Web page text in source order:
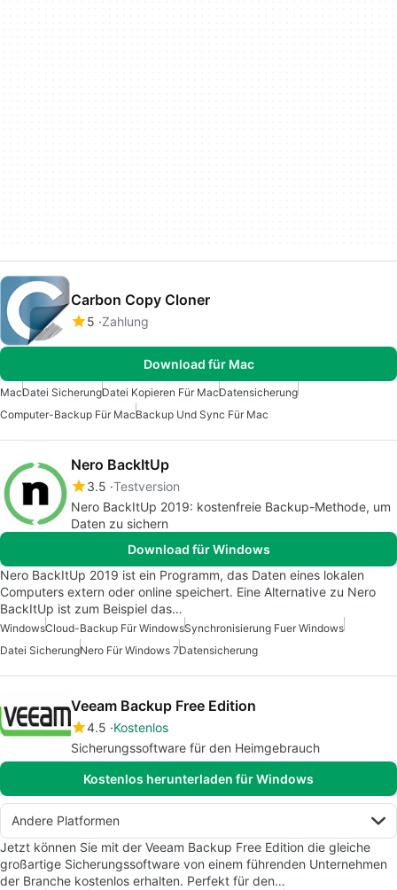
Carbon Copy Cloner
5 Zahlung
Download für Mac
MacDatei SicherungDatei Kopieren Für MacDatensicherung
Computer-Backup Für MacBackup Und Sync Für Mac
Nero BackItUp
3.5 Testversion
Nero BackItUp 2019: kostenfreie Backup-Methode, um
Daten zu sichern
Download für Windows
Nero BackItUp 2019 ist ein Programm, das Daten eines lokalen
Computers extern oder online speichert. Eine Alternative zu Nero
BackItUp ist zum Beispiel das…
WindowsCloud-Backup Für WindowsSynchronisierung Fuer Windows
Datei SicherungNero Für Windows 7Datensicherung
Veeam Backup Free Edition
4.5 Kostenlos
Sicherungssoftware für den Heimgebrauch
Kostenlos herunterladen für Windows
Andere Platformen
Jetzt können Sie mit der Veeam Backup Free Edition die gleiche
großartige Sicherungssoftware von einem führenden Unternehmen
der Branche kostenlos erhalten. Perfekt für den…